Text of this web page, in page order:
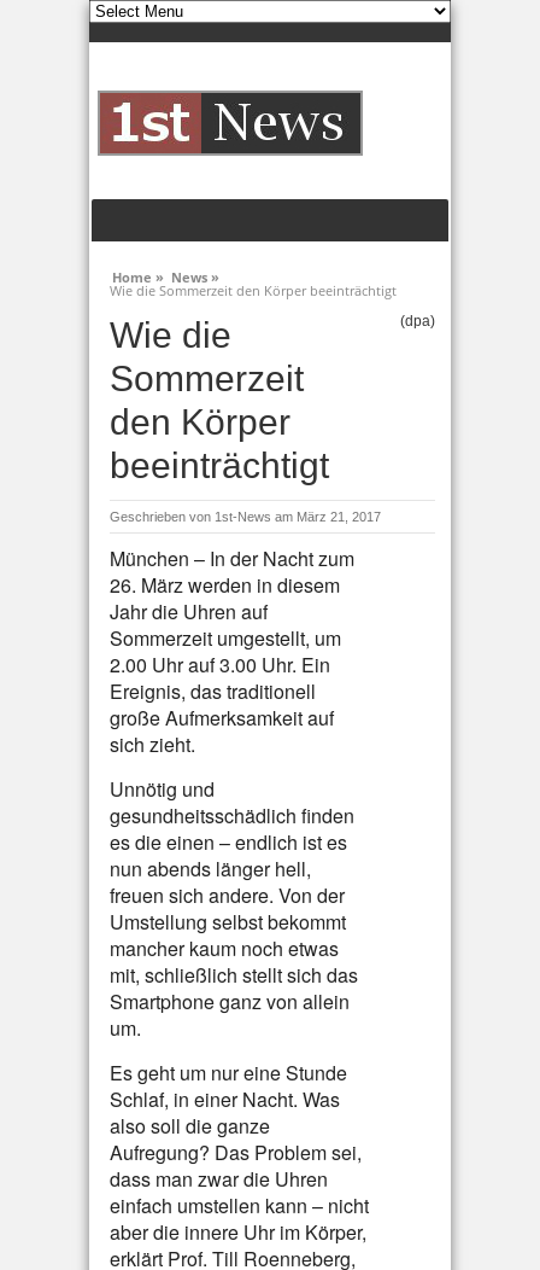
Home » News »
Wie die Sommerzeit den Körper beeinträchtigt
Wie die
Sommerzeit
den Körper
beeinträchtigt
(dpa)
Geschrieben von 1st-News am März 21, 2017
München – In der Nacht zum
26. März werden in diesem
Jahr die Uhren auf
Sommerzeit umgestellt, um
2.00 Uhr auf 3.00 Uhr. Ein
Ereignis, das traditionell
große Aufmerksamkeit auf
sich zieht.
Unnötig und
gesundheitsschädlich finden
es die einen – endlich ist es
nun abends länger hell,
freuen sich andere. Von der
Umstellung selbst bekommt
mancher kaum noch etwas
mit, schließlich stellt sich das
Smartphone ganz von allein
um.
Es geht um nur eine Stunde
Schlaf, in einer Nacht. Was
also soll die ganze
Aufregung? Das Problem sei,
dass man zwar die Uhren
einfach umstellen kann – nicht
aber die innere Uhr im Körper,
erklärt Prof. Till Roenneberg,